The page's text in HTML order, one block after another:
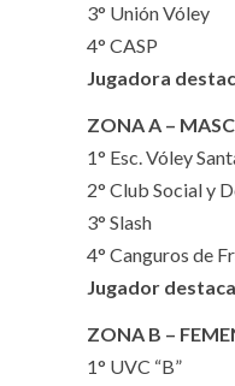
3° Unión Vóley
4° CASP
Jugadora
ZONA A –
1° Esc. Vóley
2° Club Social y
3° Slash
4° Canguros de
Jugador
ZONA B –
1° UVC “B”